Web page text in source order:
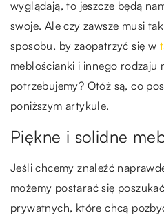
wyglądają, to jeszcze będą
swoje. Ale czy zawsze musi
sposobu, by zaopatrzyć się w
meblościanki i innego rodzaju
potrzebujemy? Otóż są, co
poniższym artykule.
Piękne i solidne
Jeśli chcemy znaleźć
możemy postarać się
prywatnych, które chcą